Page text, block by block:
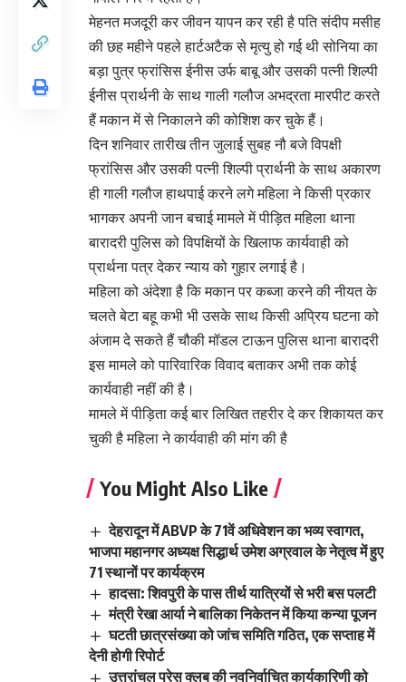
मेहनत मजदूरी कर जीवन यापन कर रही है पति संदीप मसीह
की छह महीने पहले हार्टअटैक से मृत्यु हो गई थी सोनिया का
बड़ा पुत्र फ्रांसिस ईनीस उर्फ बाबू और उसकी पत्नी शिल्पी
ईनीस प्रार्थनी के साथ गाली गलौज अभद्रता मारपीट करते
हैं मकान में से निकालने की कोशिश कर चुके हैं।
दिन शनिवार तारीख तीन जुलाई सुबह नौ बजे विपक्षी
फ्रांसिस और उसकी पत्नी शिल्पी प्रार्थनी के साथ अकारण
ही गाली गलौज हाथपाई करने लगे महिला ने किसी प्रकार
भागकर अपनी जान बचाई मामले में पीड़ित महिला थाना
बारादरी पुलिस को विपक्षियों के खिलाफ कार्यवाही को
प्रार्थना पत्र देकर न्याय को गुहार लगाई है।
महिला को अंदेशा है कि मकान पर कब्जा करने की नीयत के
चलते बेटा बहू कभी भी उसके साथ किसी अप्रिय घटना को
अंजाम दे सकते हैं चौकी मॉडल टाऊन पुलिस थाना बारादरी
इस मामले को पारिवारिक विवाद बताकर अभी तक कोई
कार्यवाही नहीं की है।
मामले में पीड़िता कई बार लिखित तहरीर दे कर शिकायत कर
चुकी है महिला ने कार्यवाही की मांग की है
You Might Also Like
देहरादून में ABVP के 71वें अधिवेशन का भव्य स्वागत,
भाजपा महानगर अध्यक्ष सिद्धार्थ उमेश अग्रवाल के नेतृत्व में हुए
71 स्थानों पर कार्यक्रम
हादसा: शिवपुरी के पास तीर्थ यात्रियों से भरी बस पलटी
मंत्री रेखा आर्या ने बालिका निकेतन में किया कन्या पूजन
घटती छात्रसंख्या को जांच समिति गठित, एक सप्ताह में
देनी होगी रिपोर्ट
उत्तरांचल प्रेस क्लब की नवनिर्वाचित कार्यकारिणी को